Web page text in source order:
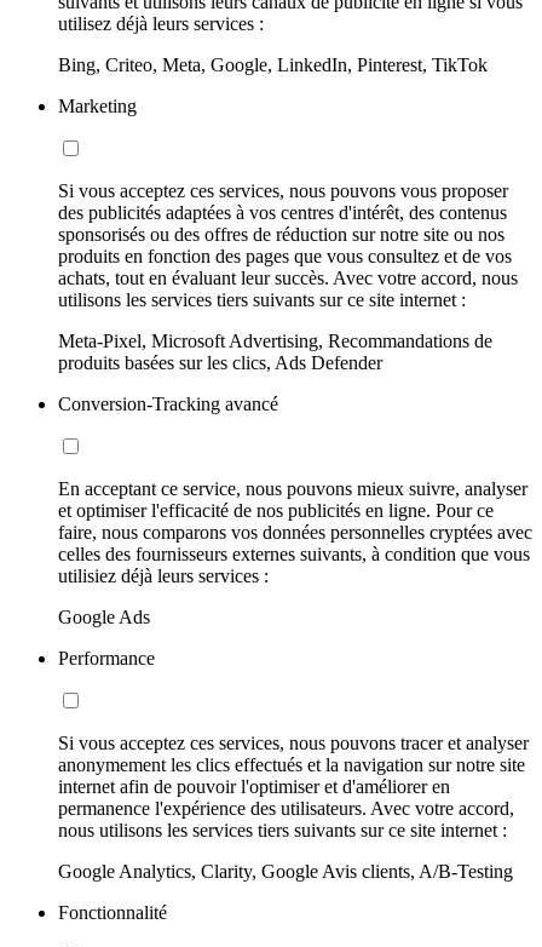
utilisez déjà leurs services :
Bing, Criteo, Meta, Google, LinkedIn, Pinterest, TikTok
Marketing
Si vous acceptez ces services, nous pouvons vous proposer
des publicités adaptées à vos centres d'intérêt, des contenus
sponsorisés ou des offres de réduction sur notre site ou nos
produits en fonction des pages que vous consultez et de vos
achats, tout en évaluant leur succès. Avec votre accord, nous
utilisons les services tiers suivants sur ce site internet :
Meta-Pixel, Microsoft Advertising, Recommandations de
produits basées sur les clics, Ads Defender
Conversion-Tracking avancé
En acceptant ce service, nous pouvons mieux suivre, analyser
et optimiser l'efficacité de nos publicités en ligne. Pour ce
faire, nous comparons vos données personnelles cryptées avec
celles des fournisseurs externes suivants, à condition que vous
utilisiez déjà leurs services :
Google Ads
Performance
Si vous acceptez ces services, nous pouvons tracer et analyser
anonymement les clics effectués et la navigation sur notre site
internet afin de pouvoir l'optimiser et d'améliorer en
permanence l'expérience des utilisateurs. Avec votre accord,
nous utilisons les services tiers suivants sur ce site internet :
Google Analytics, Clarity, Google Avis clients, A/B-Testing
Fonctionnalité